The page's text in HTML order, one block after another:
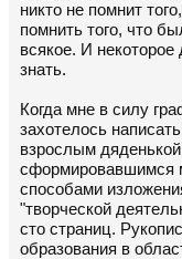
никто не помнит
помнить того, что
всякое. И
знать.
Когда мне в силу
захотелось
взрослым
сформировавшимся
способами
"творческой
сто страниц.
образования в